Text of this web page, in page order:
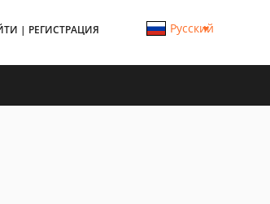
| РЕГИСТРАЦИЯ Русский